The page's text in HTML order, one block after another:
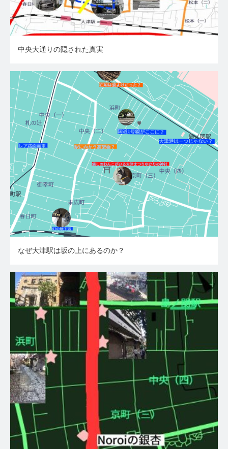
中央大通りの隠された真実
なぜ大津駅は坂の上にあるのか？